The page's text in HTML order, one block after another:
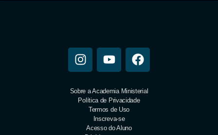
Sobre a Academia Ministerial
Política de Privacidade
Termos de Uso
Inscreva-se
Acesso do Aluno